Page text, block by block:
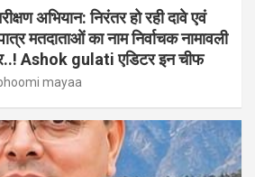
अभियान: निरंतर हो रही दावे एवं
मतदाताओं का नाम निर्वाचक नामावली
Ashok gulati एडिटर इन चीफ
mayaa